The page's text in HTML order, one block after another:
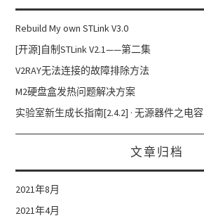
Rebuild My own STLink V3.0
[开源]自制STLink V2.1——第二集
V2RAY无法连接的故障排除方法
M2硬盘盒发热问题解决方案
实验室新生成长指南[2.4.2] · 无源器件之电容
文章归档
2021年8月
2021年4月